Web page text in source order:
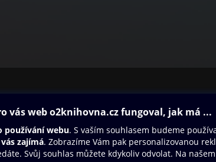
Oneplay Originály
Sport